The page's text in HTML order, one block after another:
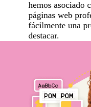
hemos asociado
páginas web
fácilmente una
destacar.